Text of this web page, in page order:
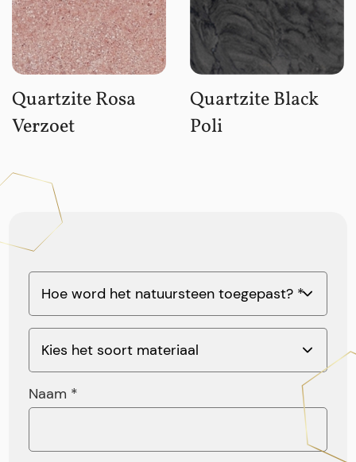
Quartzite Rosa
Verzoet
Quartzite Black
Poli
Naam *